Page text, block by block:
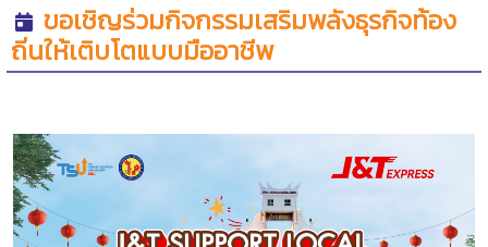
ขอเชิญร่วมกิจกรรมเสริมพลังธุรกิจท้อง
ถิ่นให้เติบโตแบบมืออาชีพ